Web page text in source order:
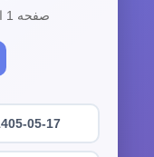
صفحه 1 از 343 | مجموع 3425 آرشیو
05-17